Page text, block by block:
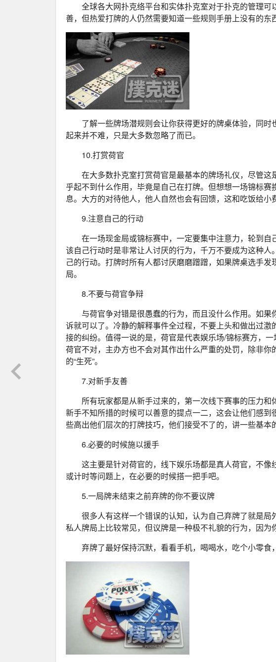
全球各大网扑克络平台和实体扑克室对于扑克的管理
善，但热爱打牌的人仍然需要知道一些规则手册上没有的东
了解一些牌场潜规则会让你获得更好的牌桌体验，同
起来并不难，只是大多数忽略了而已。
10.打赏荷官
在大多数扑克室打赏荷官是最基本的牌场礼仪，尽管
乎起不到什么作用，毕竟是自己在打牌。但想想一场锦标
息。大方的对待他人，他人自然也会有回馈，这和吃饭给小
9.注意自己的行动
在一场现金局或锦标赛中，一定要集中注意力，轮到
该自己行动时是非常让人讨厌的行为，千万不要成为这种
己的行动。打牌时所有人都讨厌磨磨蹭蹭，如果牌桌选手
局。
8.不要与荷官争辩
与荷官争对错是很愚蠢的行为，而且没什么作用。如
诉就可以了。冷静的解释事件全过程，不要上头和做出过
接的纠纷。值得一说的是，荷官是代表娱乐场/锦标赛方，
荷官不对，主办方也不会对其作出什么严重的处罚，除非
的“生死”。
7.对新手友善
所有玩家都是从新手过来的，第一次线下赛事的压力
新手不知所措的时候可以善意的提点一二，这会让他们感
些高出他们层次的打牌技巧，他们接受不了的，讲一些基本
6.必要的时候施以援手
这主要是针对荷官的，线下娱乐场都是真人荷官，不
或计时等问题上，在必要的时候搭一把手吧。
5.一局牌未结束之前弃牌的你不要议牌
很多人有这样一个错误的认知，认为自己弃牌了就是
私人牌局上比较常见，但议牌是一种极不礼貌的行为，因为
弃牌了最好保持沉默，看看手机，喝喝水，吃个小零食